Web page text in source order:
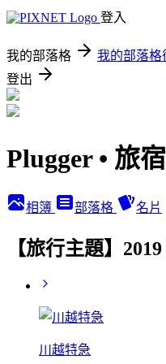
登入
我的部落格 我的部落格
登出
Plugger • 旅
相簿 部落格 名片
【旅行主題】
川越特急